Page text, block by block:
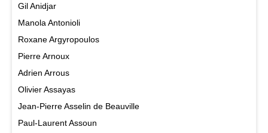
Gil Anidjar
Manola Antonioli
Roxane Argyropoulos
Pierre Arnoux
Adrien Arrous
Olivier Assayas
Jean-Pierre Asselin de Beauville
Paul-Laurent Assoun